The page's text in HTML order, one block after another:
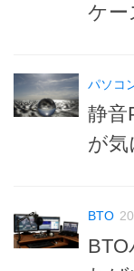
ケー
パソコ
静音
が気
BTO